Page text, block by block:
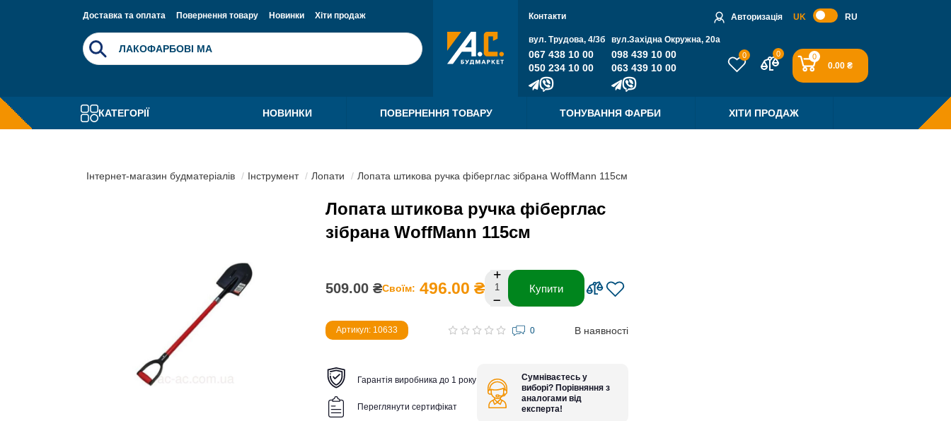
Доставка та оплата Повернення товару Новинки Хіти продаж Контакти Авторизація UK RU
вул. Трудова, 4/3б
067 438 10 00
050 234 10 00
вул.Західна Окружна, 20a
098 439 10 00
063 439 10 00
0 0 0
0.00 ₴
КАТЕГОРІЇ НОВИНКИ ПОВЕРНЕННЯ ТОВАРУ ТОНУВАННЯ ФАРБИ ХІТИ ПРОДАЖ
Інтернет-магазин будматеріалів Інструмент Лопати Лопата штикова ручка фіберглас зібрана WoffMann 115см
Лопата штикова ручка фіберглас
зібрана WoffMann 115см
509.00 ₴Своїм: 496.00 ₴ Купити
Артикул: 10633 0 В наявності
Гарантія виробника до 1 року
Переглянути сертифікат
Сумніваєтесь у
виборі? Порівняння з
аналогами від
експерта!